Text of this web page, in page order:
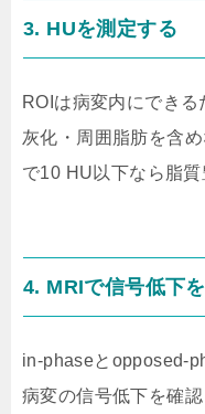
3. HUを測定する
ROIは病変内にでき
灰化・周囲脂肪を含
で10 HU以下なら脂質
4. MRIで信号低下
in-phaseとopposed-
病変の信号低下を確